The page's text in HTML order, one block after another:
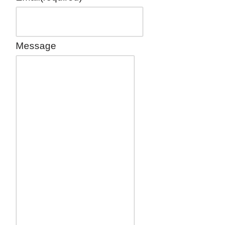
Message